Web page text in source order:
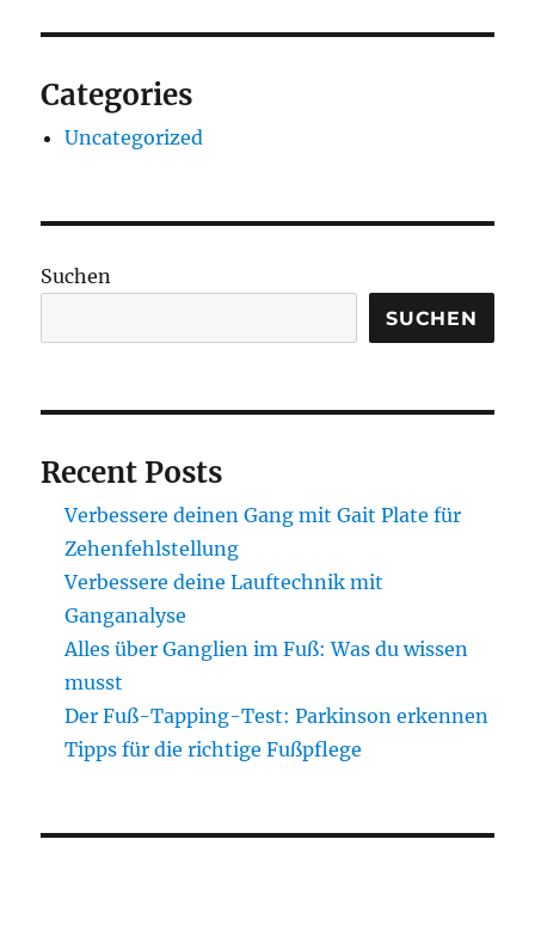
Categories
Uncategorized
Suchen
SUCHEN
Recent Posts
Verbessere deinen Gang mit Gait Plate für
Zehenfehlstellung
Verbessere deine Lauftechnik mit
Ganganalyse
Alles über Ganglien im Fuß: Was du wissen
musst
Der Fuß-Tapping-Test: Parkinson erkennen
Tipps für die richtige Fußpflege